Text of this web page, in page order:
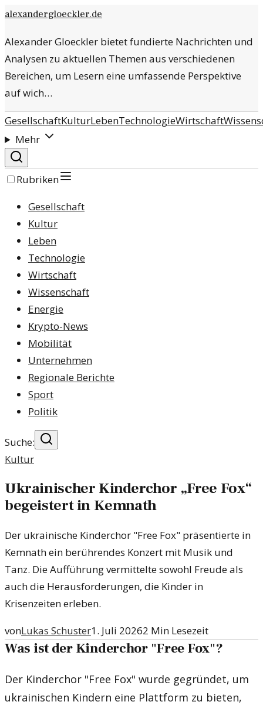
alexandergloeckler.de
Alexander Gloeckler bietet fundierte Nachrichten und
Analysen zu aktuellen Themen aus verschiedenen
Bereichen, um Lesern eine umfassende Perspektive
auf wich…
GesellschaftKulturLebenTechnologieWirtschaft
Mehr
Rubriken
Gesellschaft
Kultur
Leben
Technologie
Wirtschaft
Wissenschaft
Energie
Krypto-News
Mobilität
Unternehmen
Regionale Berichte
Sport
Politik
Suche:
Kultur
Ukrainischer Kinderchor „Free Fox“
begeistert in Kemnath
Der ukrainische Kinderchor "Free Fox" präsentierte in
Kemnath ein berührendes Konzert mit Musik und
Tanz. Die Aufführung vermittelte sowohl Freude als
auch die Herausforderungen, die Kinder in
Krisenzeiten erleben.
vonLukas Schuster1. Juli 20262 Min Lesezeit
Was ist der Kinderchor "Free Fox"?
Der Kinderchor "Free Fox" wurde gegründet, um
ukrainischen Kindern eine Plattform zu bieten,